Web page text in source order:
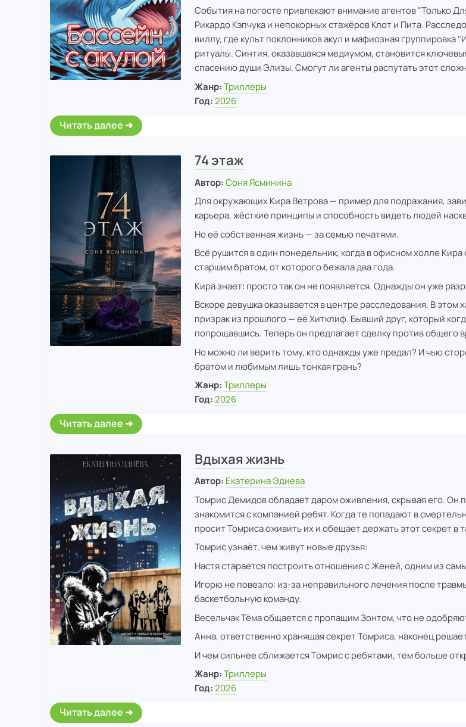
События на погосте привлекают внимание агентов "Только
Рикардо Кэпчука и непокорных стажёров Клот и Пита.
виллу, где культ поклонников акул и мафиозная группировка
ритуалы. Синтия, оказавшаяся медиумом, становится
спасению души Элизы. Смогут ли агенты распутать этот
Жанр: Триллеры
Год: 2026
Читать далее
74 этаж
Автор: Соня Ясминина
Для окружающих Кира Ветрова — пример для подражания,
карьера, жёсткие принципы и способность видеть людей
Но её собственная жизнь — за семью печатями.
Всё рушится в один понедельник, когда в офисном холле Кира
старшим братом, от которого бежала два года.
Кира знает: просто так он не появляется. Однажды он уже
Вскоре девушка оказывается в центре расследования. В этом
призрак из прошлого — её Хитклиф. Бывший друг, который
попрощавшись. Теперь он предлагает сделку против общего
Но можно ли верить тому, кто однажды уже предал? И чью
братом и любимым лишь тонкая грань?
Жанр: Триллеры
Год: 2026
Читать далее
Вдыхая жизнь
Автор: Екатерина Эдиева
Томрис Демидов обладает даром оживления, скрывая его. Он
знакомится с компанией ребят. Когда те попадают в
просит Томриса оживить их и обещает держать этот секрет в
Томрис узнаёт, чем живут новые друзья:
Настя старается построить отношения с Женей, одним из
Игорю не повезло: из-за неправильного лечения после
баскетбольную команду.
Весельчак Тёма общается с пропащим Зонтом, что не
Анна, ответственно хранящая секрет Томриса, наконец
И чем сильнее сближается Томрис с ребятами, тем больше
Жанр: Триллеры
Год: 2026
Читать далее